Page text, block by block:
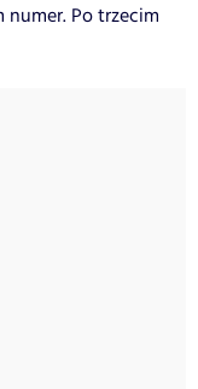
numer. Po trzecim